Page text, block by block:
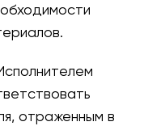
отраженным в